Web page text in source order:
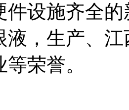
件设施齐全
液，生产、
荣誉。